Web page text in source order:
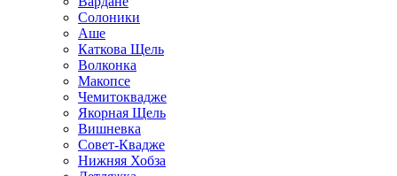
Солоники
Аше
Каткова Щель
Волконка
Макопсе
Чемитоквадже
Якорная Щель
Вишневка
Совет-Квадже
Нижняя Хобза